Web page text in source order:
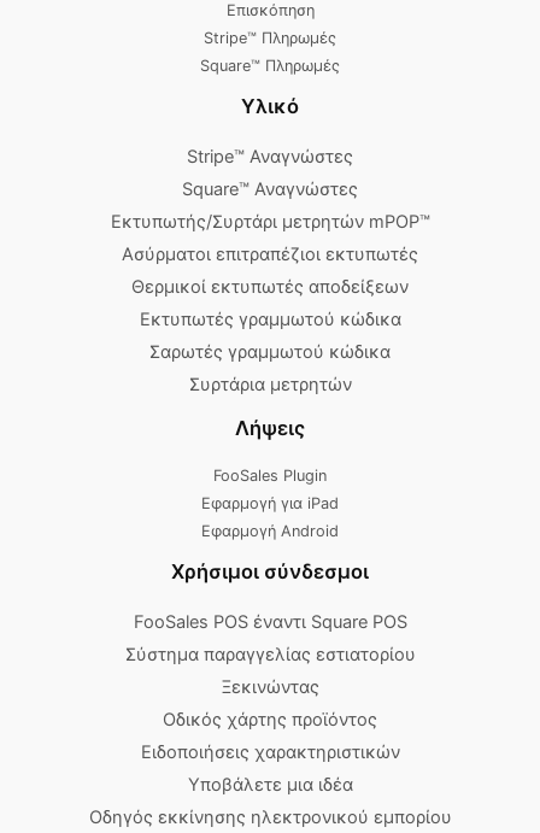
Επισκόπηση
Stripe™ Πληρωμές
Square™ Πληρωμές
Υλικό
Stripe™ Αναγνώστες
Square™ Αναγνώστες
Εκτυπωτής/Συρτάρι μετρητών mPOP™
Ασύρματοι επιτραπέζιοι εκτυπωτές
Θερμικοί εκτυπωτές αποδείξεων
Εκτυπωτές γραμμωτού κώδικα
Σαρωτές γραμμωτού κώδικα
Συρτάρια μετρητών
Λήψεις
FooSales Plugin
Εφαρμογή για iPad
Εφαρμογή Android
Χρήσιμοι σύνδεσμοι
FooSales POS έναντι Square POS
Σύστημα παραγγελίας εστιατορίου
Ξεκινώντας
Οδικός χάρτης προϊόντος
Ειδοποιήσεις χαρακτηριστικών
Υποβάλετε μια ιδέα
Οδηγός εκκίνησης ηλεκτρονικού εμπορίου